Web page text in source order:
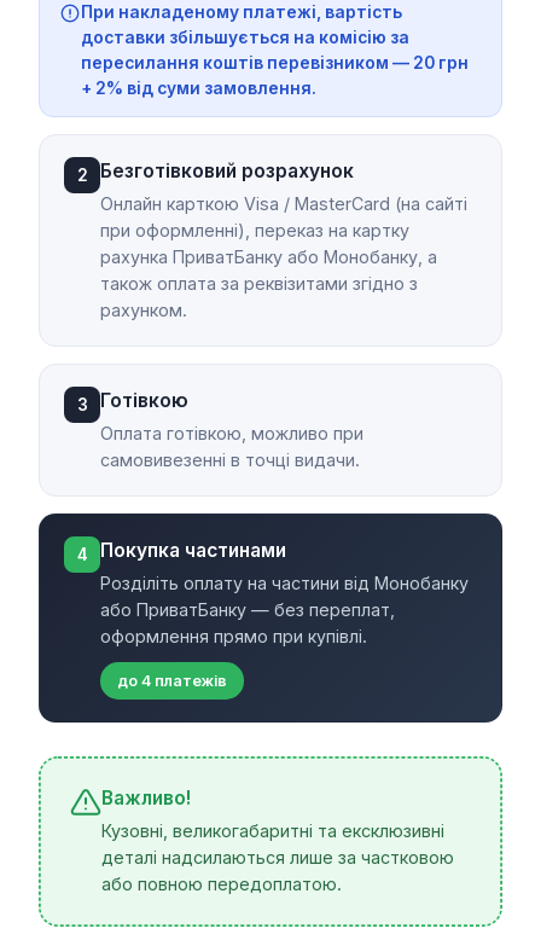
При накладеному платежі, вартість
доставки збільшується на комісію за
пересилання коштів перевізником — 20 грн
+ 2% від суми замовлення.
2 Безготівковий розрахунок
Онлайн карткою Visa / MasterCard (на сайті
при оформленні), переказ на картку
рахунка ПриватБанку або Монобанку, а
також оплата за реквізитами згідно з
рахунком.
3 Готівкою
Оплата готівкою, можливо при
самовивезенні в точці видачи.
4 Покупка частинами
Розділіть оплату на частини від Монобанку
або ПриватБанку — без переплат,
оформлення прямо при купівлі.
до 4 платежів
Важливо!
Кузовні, великогабаритні та ексклюзивні
деталі надсилаються лише за частковою
або повною передоплатою.